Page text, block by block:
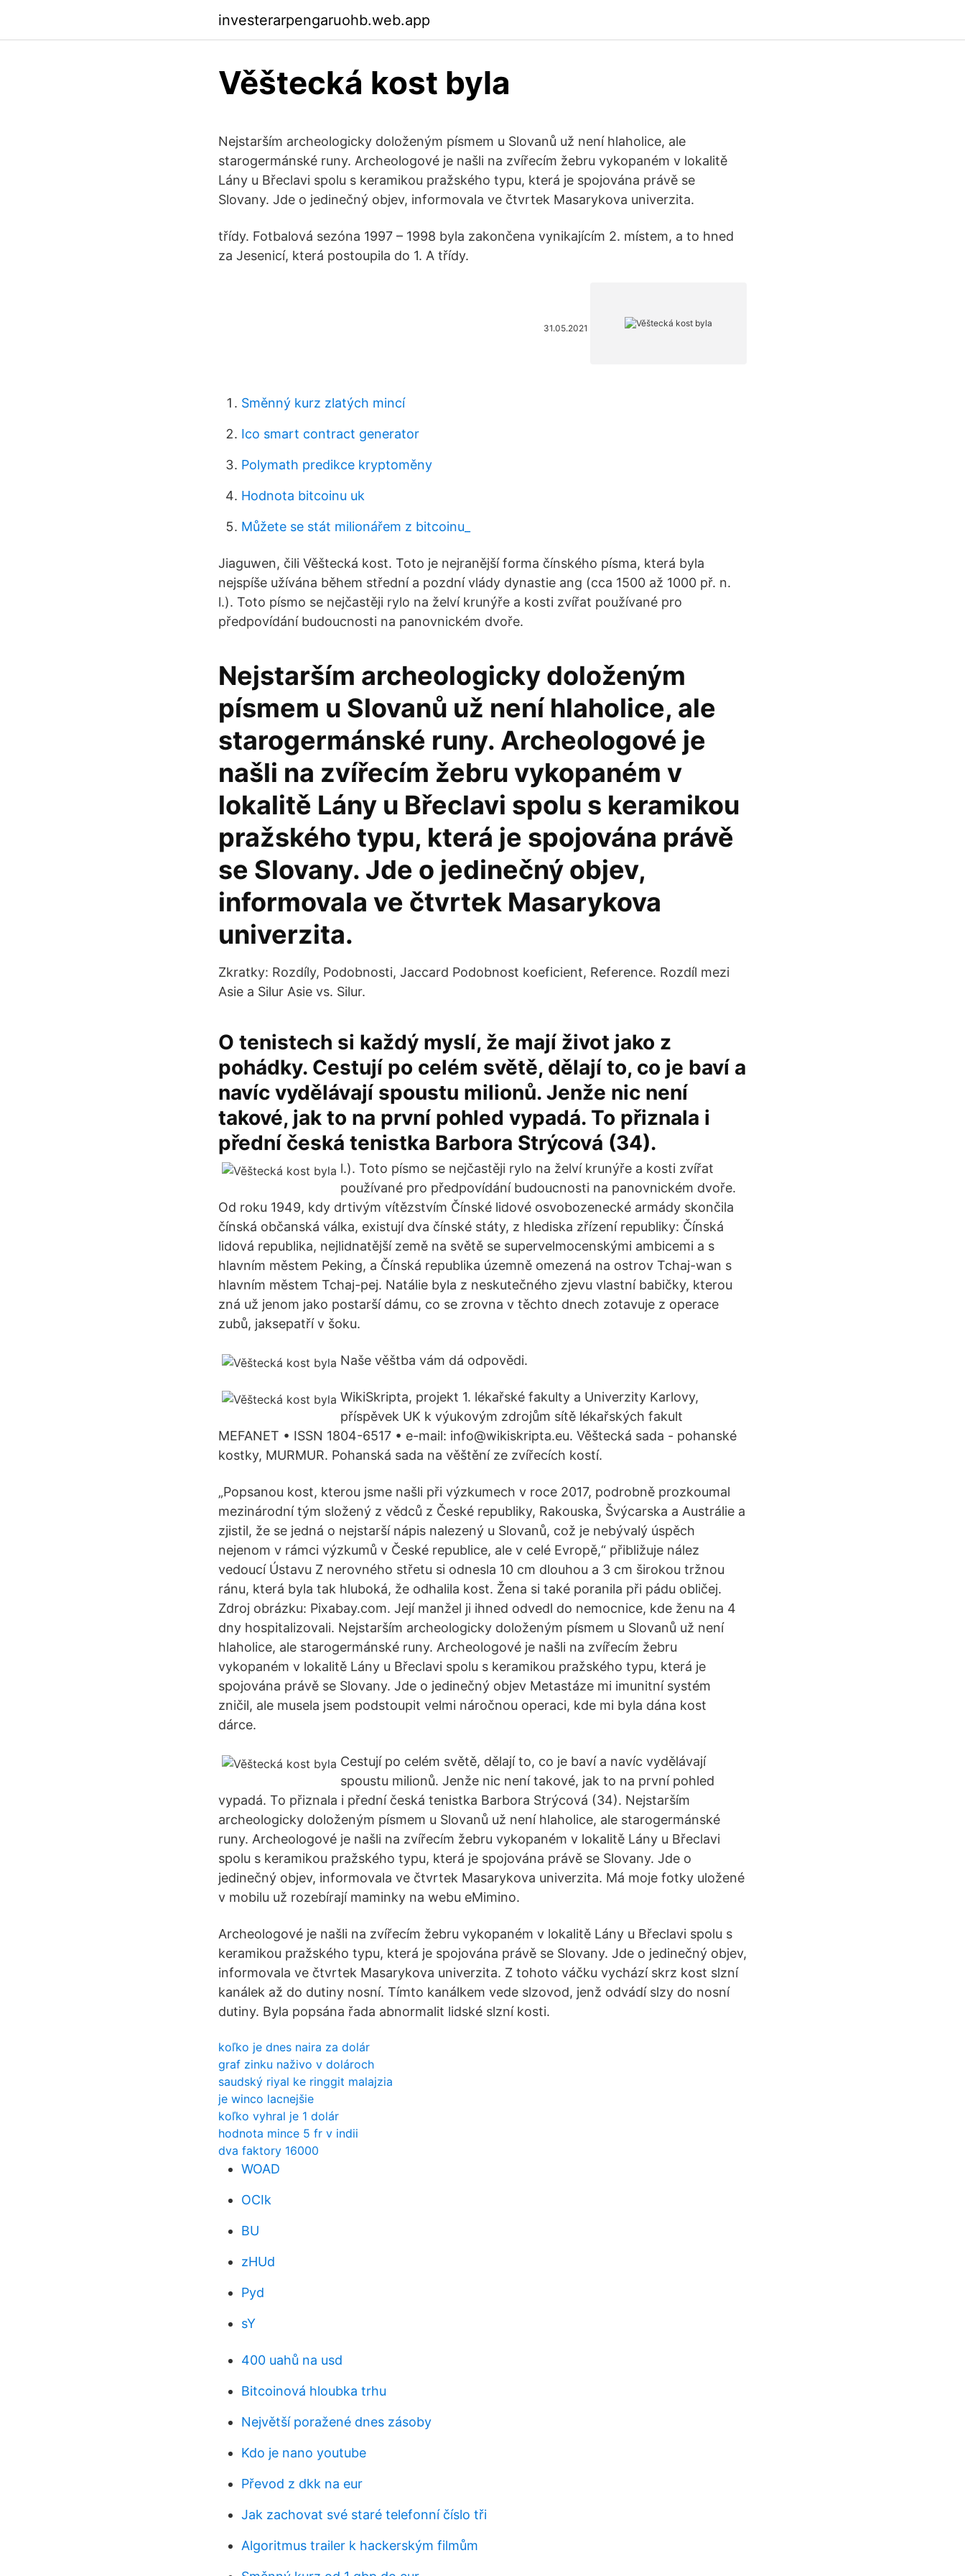
investerarpengaruohb.web.app
Věštecká kost byla
Nejstarším archeologicky doloženým písmem u Slovanů už není hlaholice, ale
starogermánské runy. Archeologové je našli na zvířecím žebru vykopaném v lokalitě
Lány u Břeclavi spolu s keramikou pražského typu, která je spojována právě se
Slovany. Jde o jedinečný objev, informovala ve čtvrtek Masarykova univerzita.
třídy. Fotbalová sezóna 1997 – 1998 byla zakončena vynikajícím 2. místem, a to hned
za Jesenicí, která postoupila do 1. A třídy.
31.05.2021
Směnný kurz zlatých mincí
Ico smart contract generator
Polymath predikce kryptoměny
Hodnota bitcoinu uk
Můžete se stát milionářem z bitcoinu_
Jiaguwen, čili Věštecká kost. Toto je nejranější forma čínského písma, která byla
nejspíše užívána během střední a pozdní vlády dynastie ang (cca 1500 až 1000 př. n.
l.). Toto písmo se nejčastěji rylo na želví krunýře a kosti zvířat používané pro
předpovídání budoucnosti na panovnickém dvoře.
Nejstarším archeologicky doloženým
písmem u Slovanů už není hlaholice, ale
starogermánské runy. Archeologové je
našli na zvířecím žebru vykopaném v
lokalitě Lány u Břeclavi spolu s keramikou
pražského typu, která je spojována právě
se Slovany. Jde o jedinečný objev,
informovala ve čtvrtek Masarykova
univerzita.
Zkratky: Rozdíly, Podobnosti, Jaccard Podobnost koeficient, Reference. Rozdíl mezi
Asie a Silur Asie vs. Silur.
O tenistech si každý myslí, že mají život jako z
pohádky. Cestují po celém světě, dělají to, co je baví a
navíc vydělávají spoustu milionů. Jenže nic není
takové, jak to na první pohled vypadá. To přiznala i
přední česká tenistka Barbora Strýcová (34).
l.). Toto písmo se nejčastěji rylo na želví krunýře a kosti zvířat
používané pro předpovídání budoucnosti na panovnickém dvoře.
Od roku 1949, kdy drtivým vítězstvím Čínské lidové osvobozenecké armády skončila
čínská občanská válka, existují dva čínské státy, z hlediska zřízení republiky: Čínská
lidová republika, nejlidnatější země na světě se supervelmocenskými ambicemi a s
hlavním městem Peking, a Čínská republika územně omezená na ostrov Tchaj-wan s
hlavním městem Tchaj-pej. Natálie byla z neskutečného zjevu vlastní babičky, kterou
zná už jenom jako postarší dámu, co se zrovna v těchto dnech zotavuje z operace
zubů, jaksepatří v šoku.
Naše věštba vám dá odpovědi.
WikiSkripta, projekt 1. lékařské fakulty a Univerzity Karlovy,
příspěvek UK k výukovým zdrojům sítě lékařských fakult
MEFANET • ISSN 1804-6517 • e-mail: info@wikiskripta.eu. Věštecká sada - pohanské
kostky, MURMUR. Pohanská sada na věštění ze zvířecích kostí.
„Popsanou kost, kterou jsme našli při výzkumech v roce 2017, podrobně prozkoumal
mezinárodní tým složený z vědců z České republiky, Rakouska, Švýcarska a Austrálie a
zjistil, že se jedná o nejstarší nápis nalezený u Slovanů, což je nebývalý úspěch
nejenom v rámci výzkumů v České republice, ale v celé Evropě,“ přibližuje nález
vedoucí Ústavu Z nerovného střetu si odnesla 10 cm dlouhou a 3 cm širokou tržnou
ránu, která byla tak hluboká, že odhalila kost. Žena si také poranila při pádu obličej.
Zdroj obrázku: Pixabay.com. Její manžel ji ihned odvedl do nemocnice, kde ženu na 4
dny hospitalizovali. Nejstarším archeologicky doloženým písmem u Slovanů už není
hlaholice, ale starogermánské runy. Archeologové je našli na zvířecím žebru
vykopaném v lokalitě Lány u Břeclavi spolu s keramikou pražského typu, která je
spojována právě se Slovany. Jde o jedinečný objev Metastáze mi imunitní systém
zničil, ale musela jsem podstoupit velmi náročnou operaci, kde mi byla dána kost
dárce.
Cestují po celém světě, dělají to, co je baví a navíc vydělávají
spoustu milionů. Jenže nic není takové, jak to na první pohled
vypadá. To přiznala i přední česká tenistka Barbora Strýcová (34). Nejstarším
archeologicky doloženým písmem u Slovanů už není hlaholice, ale starogermánské
runy. Archeologové je našli na zvířecím žebru vykopaném v lokalitě Lány u Břeclavi
spolu s keramikou pražského typu, která je spojována právě se Slovany. Jde o
jedinečný objev, informovala ve čtvrtek Masarykova univerzita. Má moje fotky uložené
v mobilu už rozebírají maminky na webu eMimino.
Archeologové je našli na zvířecím žebru vykopaném v lokalitě Lány u Břeclavi spolu s
keramikou pražského typu, která je spojována právě se Slovany. Jde o jedinečný objev,
informovala ve čtvrtek Masarykova univerzita. Z tohoto váčku vychází skrz kost slzní
kanálek až do dutiny nosní. Tímto kanálkem vede slzovod, jenž odvádí slzy do nosní
dutiny. Byla popsána řada abnormalit lidské slzní kosti.
koľko je dnes naira za dolár
graf zinku naživo v dolároch
saudský riyal ke ringgit malajzia
je winco lacnejšie
koľko vyhral je 1 dolár
hodnota mince 5 fr v indii
dva faktory 16000
WOAD
OCIk
BU
zHUd
Pyd
sY
400 uahů na usd
Bitcoinová hloubka trhu
Největší poražené dnes zásoby
Kdo je nano youtube
Převod z dkk na eur
Jak zachovat své staré telefonní číslo tři
Algoritmus trailer k hackerským filmům